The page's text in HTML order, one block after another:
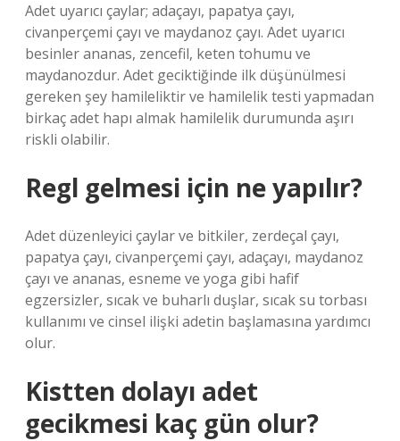
Adet uyarıcı çaylar; adaçayı, papatya çayı,
civanperçemi çayı ve maydanoz çayı. Adet uyarıcı
besinler ananas, zencefil, keten tohumu ve
maydanozdur. Adet geciktiğinde ilk düşünülmesi
gereken şey hamileliktir ve hamilelik testi yapmadan
birkaç adet hapı almak hamilelik durumunda aşırı
riskli olabilir.
Regl gelmesi için ne yapılır?
Adet düzenleyici çaylar ve bitkiler, zerdeçal çayı,
papatya çayı, civanperçemi çayı, adaçayı, maydanoz
çayı ve ananas, esneme ve yoga gibi hafif
egzersizler, sıcak ve buharlı duşlar, sıcak su torbası
kullanımı ve cinsel ilişki adetin başlamasına yardımcı
olur.
Kistten dolayı adet
gecikmesi kaç gün olur?